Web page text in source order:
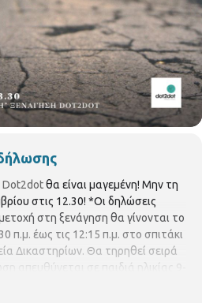
Dot2dotθα είναι μαγεμένη! Μην τη
στις 12.30! *Οι δηλώσεις
στη ξενάγηση θα γίνονται το
π.μ. έως τις 12:15 π.μ. στο σπιτάκι
Δικαστηρίων. Θα τηρηθεί σειρά
απευθύνεται σε παιδιά ηλικίας 9-